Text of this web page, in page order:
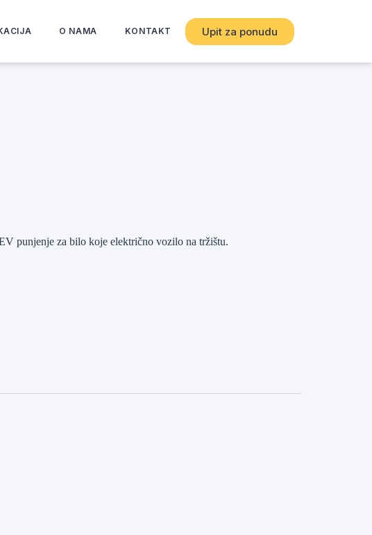
O NAMA KONTAKT Upit za ponudu
punjenje za bilo koje električno vozilo na tržištu.